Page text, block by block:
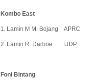
Kombo East
1. Lamin M M. Bojang
2. Lamin R. Darboe
Foni Bintang